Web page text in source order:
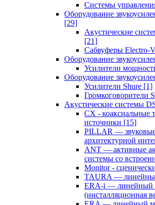
Системы
Оборудование
[29]
Акустические
[21]
Сабвуферы Electro-
Оборудование
Усилители
Оборудование
Усилители Shure [1]
Громкоговорители
Акустические системы
CX - коаксиальные
источники [15]
PILLAR —
архитектурной
ANT — активные
системы со
Monitor -
TAURA —
ERA-i — линейный
(инсталляционная